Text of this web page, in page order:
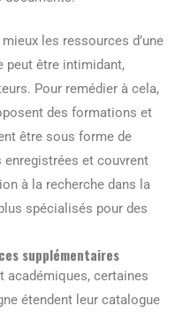
les ressources d’une
peut être intimidant,
Pour remédier à cela,
des formations et
être sous forme de
et couvrent
à la recherche dans la
spécialisés pour des
supplémentaires
académiques, certaines
étendent leur catalogue